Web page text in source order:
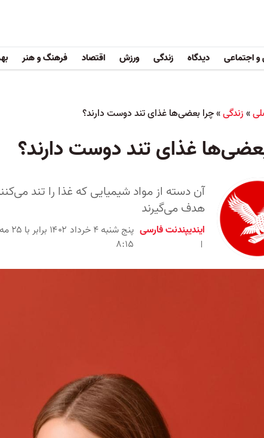
اجتماعی دیدگاه زندگی ورزش اقتصاد فرهنگ و هنر
»زندگی»چرا بعضی‌ها غذای تند دوست دارند؟
غذای تند دوست دارند؟
آن دسته از مواد شیمیایی که غذا را تند
هدف می‌گیرند
ایندیپندنت فارسی
۸:۱۵